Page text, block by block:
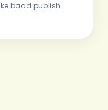
baad publish